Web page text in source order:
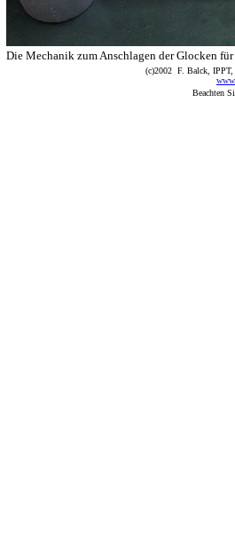
Die Mechanik zum Anschlagen der Glocken
(c)2002 F. Balck,
Beachten